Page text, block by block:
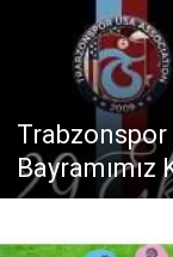
Trabzonspor
Bayramımız